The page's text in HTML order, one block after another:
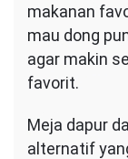
makanan
mau dong
agar makin
favorit.
Meja dapur
alternatif